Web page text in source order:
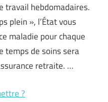
travail hebdomadaires.
plein », l’État vous
maladie pour chaque
temps de soins sera
retraite. …
?